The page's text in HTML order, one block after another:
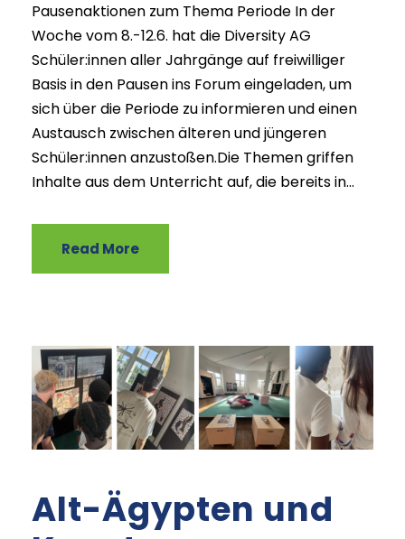
Pausenaktionen zum Thema Periode In der
Woche vom 8.-12.6. hat die Diversity AG
Schüler:innen aller Jahrgänge auf freiwilliger
Basis in den Pausen ins Forum eingeladen, um
sich über die Periode zu informieren und einen
Austausch zwischen älteren und jüngeren
Schüler:innen anzustoßen.Die Themen griffen
Inhalte aus dem Unterricht auf, die bereits in...
Read More
Alt-Ägypten und